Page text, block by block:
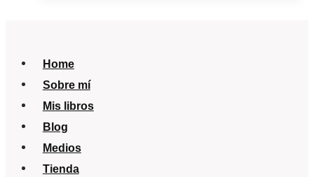
Home
Sobre mí
Mis libros
Blog
Medios
Tienda